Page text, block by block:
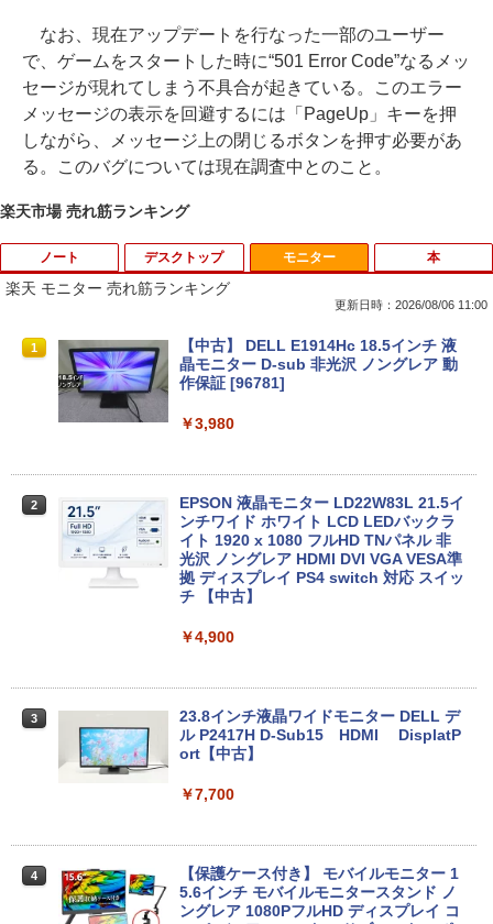
なお、現在アップデートを行なった一部のユーザー
で、ゲームをスタートした時に“501 Error Code”なるメッ
セージが現れてしまう不具合が起きている。このエラー
メッセージの表示を回避するには「PageUp」キーを押
しながら、メッセージ上の閉じるボタンを押す必要があ
る。このバグについては現在調査中とのこと。
楽天市場 売れ筋ランキング
ノート
1
新品ノートパソコン VETESA Windows1
1 Office 2024付き インテルCeleron 第1
3世代～第14世代 メモリ8GB/16GB SSD
1080 Webカメラ 日本語キーボード搭載
￥29,980
本日10倍！高性能第10世代Core i7-1061
0Uノートパソコン 中古 Dynabook G83
1TB 13.3インチ HDMI搭載 WEBカメラ5
料 持ち運び便利
￥27,600
ONY VAIO PRO13 第10世代Corei5 1035
G1メモリ8GB 秒速起動SSD最大1TB 14
型FHD1920*1080高解像度 カメラ内蔵 ノ
ートパソコン Windows11Pro 5GWIFI/Bl
デスクトップ
1
【★最大100%ポイント】パソコン修理サ
ービス、付属品【単品注文不可】
2
中古パソコン HP ProDesk 400 G7 Small
【Core i3(3.6GHz)/8GB/500GB HDD/Wi
n11Pro】 HP 当社3ヶ月間保証 イオシス
￥18,800
16GB/SSD:256GB/512GB/1TB/DVD/US
B3.0/DP/VGA/Wi-fi/2画面出力/Windows
11/Windows10/Office/中古 デスクトッ
【2025新発売！3年保証★Office搭載★
新品】デスクトップパソコン 一体型PC
モニター
楽天 モニター 売れ筋ランキング
更新日時：2026/08/06 11:00
1
【中古】 DELL E1914Hc 18.5インチ 液
晶モニター D-sub 非光沢 ノングレア 動
作保証 [96781]
￥3,980
2
EPSON 液晶モニター LD22W83L 21.5イ
ンチワイド ホワイト LCD LEDバックラ
イト 1920 x 1080 フルHD TNパネル 非
光沢 ノングレア HDMI DVI VGA VESA準
拠 ディスプレイ PS4 switch 対応 スイッ
チ 【中古】
￥4,900
3
23.8インチ液晶ワイドモニター DELL デ
ル P2417H D-Sub15 HDMI DisplatP
ort【中古】
￥7,700
4
【保護ケース付き】 モバイルモニター 1
5.6インチ モバイルモニタースタンド ノ
ングレア 1080PフルHD ディスプレイ コ
本